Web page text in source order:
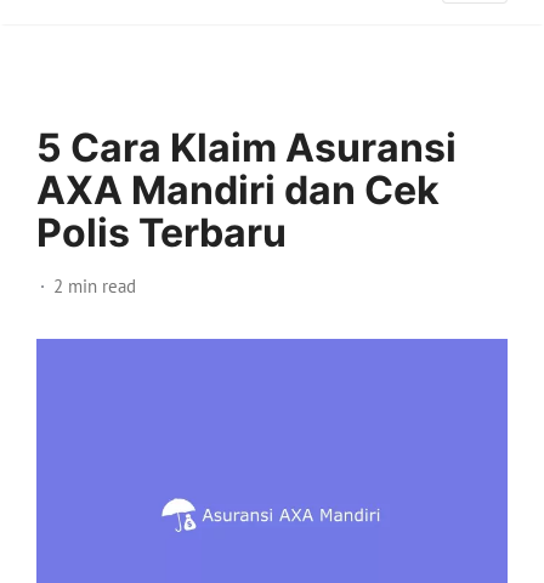
5 Cara Klaim Asuransi
AXA Mandiri dan Cek
Polis Terbaru
2 min read